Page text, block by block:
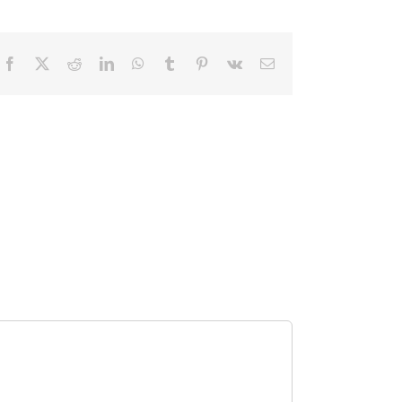
Facebook RedditLinkedInWhatsApp
Tumblr Pinterest
Vk
E-